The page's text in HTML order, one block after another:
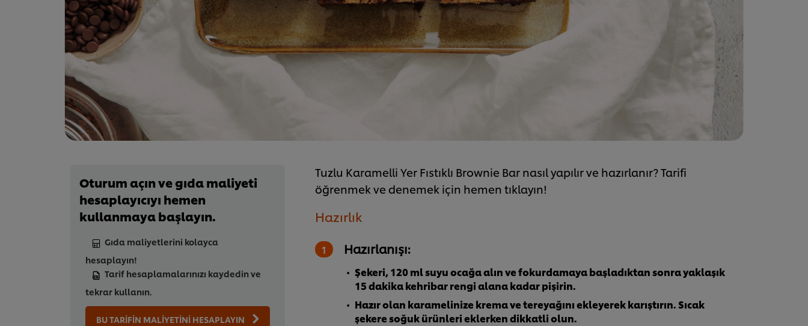
Oturum açın ve gıda maliyeti
hesaplayıcıyı hemen
kullanmaya başlayın.
Gıda maliyetlerini kolayca
hesaplayın!
Tarif hesaplamalarınızı kaydedin ve
tekrar kullanın.
BU TARİFİN MALİYETİNİ HESAPLAYIN
Tuzlu Karamelli Yer Fıstıklı Brownie Bar nasıl yapılır ve hazırlanır? Tarifi
öğrenmek ve denemek için hemen tıklayın!
Hazırlık
Hazırlanışı:
Şekeri, 120 ml suyu ocağa alın ve fokurdamaya başladıktan sonra yaklaşık
15 dakika kehribar rengi alana kadar pişirin.
Hazır olan karamelinize krema ve tereyağını ekleyerek karıştırın. Sıcak
şekere soğuk ürünleri eklerken dikkatli olun.